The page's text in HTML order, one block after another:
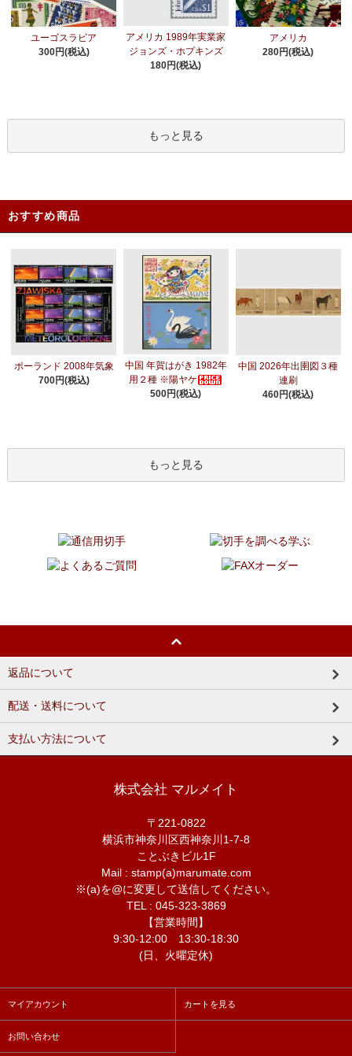
ユーゴスラビア
300円(税込)
アメリカ 1989年実業家
ジョンズ・ホプキンズ
180円(税込)
アメリカ
280円(税込)
もっと見る
おすすめ商品
ポーランド 2008年気象
700円(税込)
中国 年賀はがき 1982年
用２種 ※陽ヤケ
500円(税込)
中国 2026年出圉図３種
連刷
460円(税込)
もっと見る
返品について
配送・送料について
支払い方法について
株式会社 マルメイト
〒221-0822
横浜市神奈川区西神奈川1-7-8
ことぶきビル1F
Mail : stamp(a)marumate.com
※(a)を@に変更して送信してください。
TEL : 045-323-3869
【営業時間】
9:30-12:00 13:30-18:30
(日、火曜定休)
マイアカウント カートを見る
お問い合わせ